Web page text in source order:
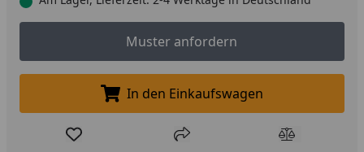
Muster anfordern
Muster anfordern
In den Einkaufswagen legen
In den Einkaufswagen
Produkt zur Wunschliste hinzufügen
Teilen Produkt